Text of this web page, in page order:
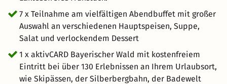
sich auf eine gemeinsame Auszeit im Bayerischen Wald
Hotel.7 x Teilnahme am vielfältigen Abendbuffet mit großer
Auswahl an verschiedenen Hauptspeisen, Suppe,
Salat und verlockendem Dessert
1 x aktivCARD Bayerischer Wald mit kostenfreiem
Eintritt bei über 130 Erlebnissen an Ihrem Urlaubsort,
wie Skipässen, der Silberbergbahn, der Badewelt